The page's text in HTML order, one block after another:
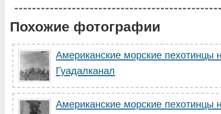
Похожие фотографии
Американские морские пехотинцы
Гуадалканал
Американские морские пехотинцы